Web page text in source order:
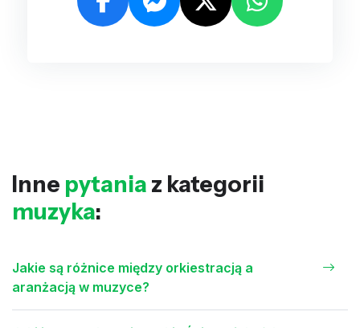
Inne pytania z kategorii
muzyka:
Jakie są różnice między orkiestracją a
aranżacją w muzyce?